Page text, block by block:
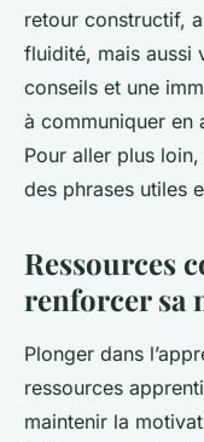
retour constructif,
fluidité, mais aussi
conseils et une
à communiquer en
Pour aller plus
des phrases utiles
Ressources
renforcer sa
Plonger dans
ressources
maintenir la